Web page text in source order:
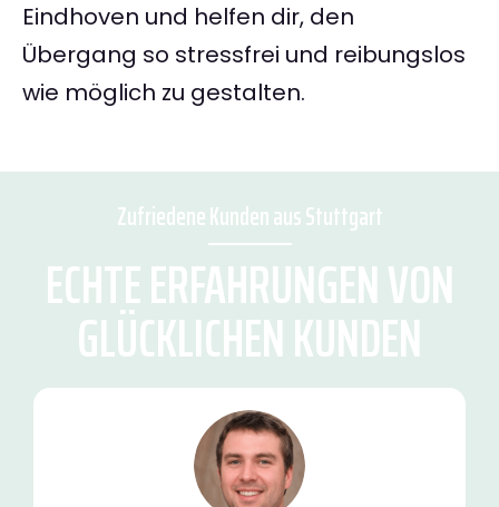
Eindhoven und helfen dir, den
Übergang so stressfrei und reibungslos
wie möglich zu gestalten.
Zufriedene Kunden aus Stuttgart
ECHTE ERFAHRUNGEN VON
GLÜCKLICHEN KUNDEN